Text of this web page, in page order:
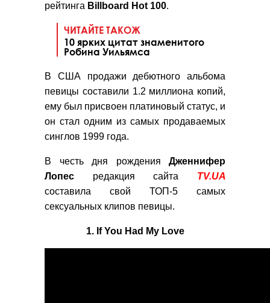
рейтинга Billboard Hot 100.
ЧИТАЙТЕ ТАКОЖ
10 ярких цитат знаменитого
Робина Уильямса
В США продажи дебютного альбома
певицы составили 1.2 миллиона копий,
ему был присвоен платиновый статус, и
он стал одним из самых продаваемых
синглов 1999 года.
В честь дня рождения Дженнифер
Лопес редакция сайта TV.UA
составила свой ТОП-5 самых
сексуальных клипов певицы.
1. If You Had My Love